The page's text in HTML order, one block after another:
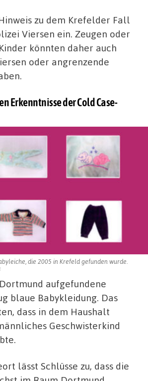
zu dem Krefelder Fall
Viersen ein. Zeugen oder
könnten daher auch
oder angrenzende
Erkenntnisse der Cold Case-
die 2005 in Krefeld gefunden wurde.
aufgefundene
blaue Babykleidung. Das
dass in dem Haushalt
Geschwisterkind
lässt Schlüsse zu, dass die